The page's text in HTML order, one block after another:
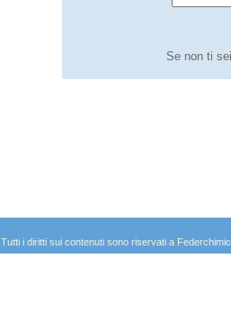
Se non ti
Tutti i diritti sui contenuti sono riservati a